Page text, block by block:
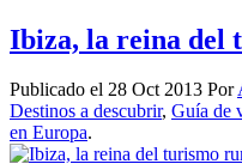
Ibiza, la reina del
Publicado el 28 Oct 2013 Por
Destinos a descubrir, Guía de
en Europa.